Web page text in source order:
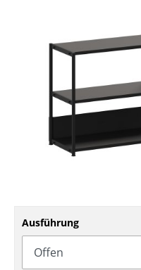
Barhocker
Bänke & Liegen
Sitzsäcke
Schaukelstühle
Bürodrehstühle
Ausführung